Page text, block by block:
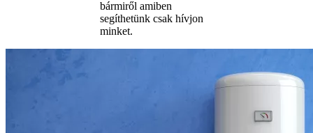
bármiről amiben
segíthetünk csak hívjon
minket.